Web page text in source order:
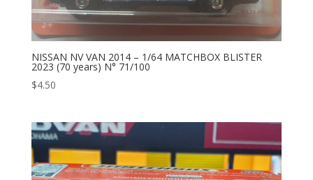
NISSAN NV VAN 2014 – 1/64 MATCHBOX BLISTER
2023 (70 years) N° 71/100
$4.50